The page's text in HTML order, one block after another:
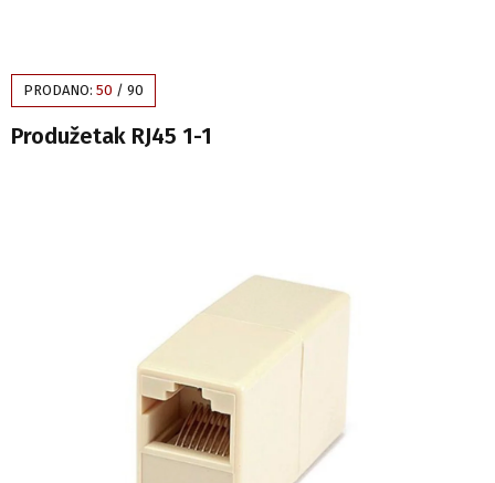
PRODANO: 50 / 90
Produžetak RJ45 1-1